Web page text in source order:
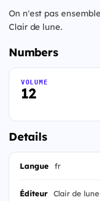
On n'est pas
Clair de lune.
Numbers
12
VOLUME
Details
Langue fr
Éditeur Clair de lune